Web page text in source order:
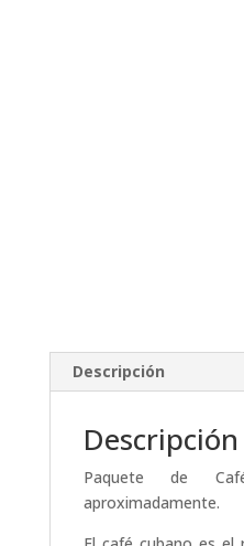
Descripción
Descripción
Paquete de
aproximadamente.